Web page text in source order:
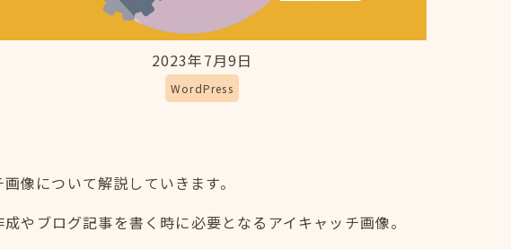
2023年7月9日
WordPress
像について解説していきます。
やブログ記事を書く時に必要となるアイキャッチ画像。